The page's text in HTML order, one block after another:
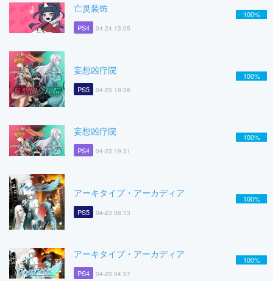
亡灵装饰
PS4 04-24 13:05
100%
妄想凶疗院
PS5 04-23 19:36
100%
妄想凶疗院
PS4 04-23 19:31
100%
アーキタイプ・アーカディア
PS5 04-23 08:13
100%
アーキタイプ・アーカディア
PS4 04-23 04:57
100%